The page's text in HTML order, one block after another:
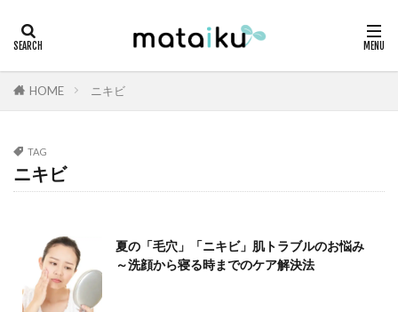
HOME ニキビ
TAG
ニキビ
夏の「毛穴」「ニキビ」肌トラブルのお悩み
～洗顔から寝る時までのケア解決法